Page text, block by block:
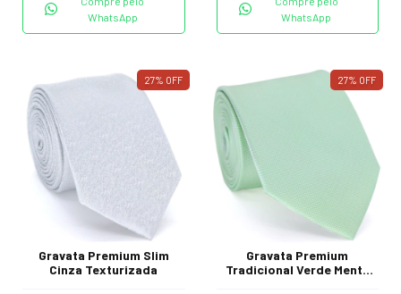
WhatsApp
WhatsApp
27% OFF
Gravata Premium Slim
Cinza Texturizada
27% OFF
Gravata Premium
Tradicional Verde Menta